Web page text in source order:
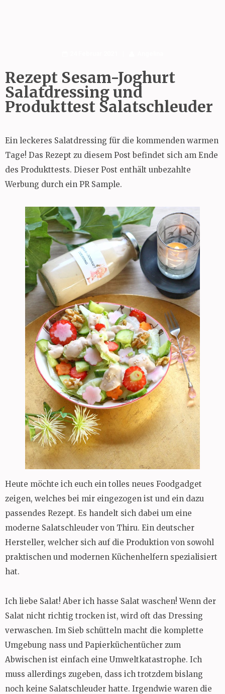
Rezept Sesam-Joghurt
Salatdressing und
Produkttest Salatschleuder
Ein leckeres Salatdressing für die kommenden warmen
Tage! Das Rezept zu diesem Post befindet sich am Ende
des Produkttests. Dieser Post enthält unbezahlte
Werbung durch ein PR Sample.
Heute möchte ich euch ein tolles neues Foodgadget
zeigen, welches bei mir eingezogen ist und ein dazu
passendes Rezept. Es handelt sich dabei um eine
moderne Salatschleuder von Thiru. Ein deutscher
Hersteller, welcher sich auf die Produktion von sowohl
praktischen und modernen Küchenhelfern spezialisiert
hat.
Ich liebe Salat! Aber ich hasse Salat waschen! Wenn der
Salat nicht richtig trocken ist, wird oft das Dressing
verwaschen. Im Sieb schütteln macht die komplette
Umgebung nass und Papierküchentücher zum
Abwischen ist einfach eine Umweltkatastrophe. Ich
muss allerdings zugeben, dass ich trotzdem bislang
noch keine Salatschleuder hatte. Irgendwie waren die